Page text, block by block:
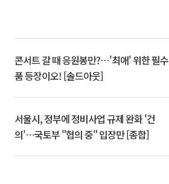
콘서트 갈 때 응원봉만?⋯'최애' 위한 필수
품 등장이오! [솔드아웃]
서울시, 정부에 정비사업 규제 완화 '건
의'⋯국토부 "협의 중" 입장만 [종합]